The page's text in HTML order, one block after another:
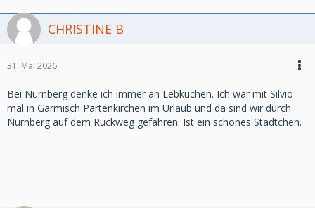
CHRISTINE B
31. Mai 2026
Bei Nürnberg denke ich immer an Lebkuchen. Ich war mit Silvio
mal in Garmisch Partenkirchen im Urlaub und da sind wir durch
Nürnberg auf dem Rückweg gefahren. Ist ein schönes Städtchen.